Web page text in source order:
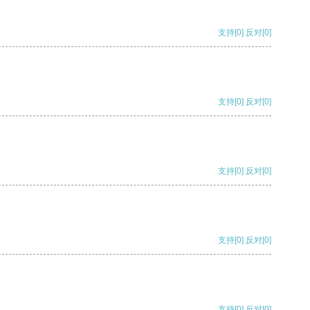
支持[0] 反对[0]
支持[0] 反对[0]
支持[0] 反对[0]
支持[0] 反对[0]